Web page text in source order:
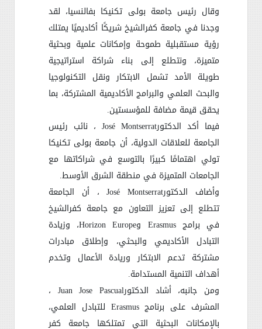
وقال رئيس جامعة بولى تكنيكا بفالنسيا، لقد
وجدنا في جامعة كفرالشيخ شريكًا أكاديميًا يمتلك
رؤية مستقبلية طموحة وإمكانات علمية وبحثية
متميزة، ونتطلع إلى بناء شراكة استراتيجية
طويلة الأمد تشمل الابتكار ونقل التكنولوجيا
والبحث العلمي والبرامج الأكاديمية المشتركة، بما
يحقق قيمة مضافة للمؤسستين.
فيما أكد الدكتورJosé Montserrat ، نائب رئيس
الجامعة للعلاقات الدولية، أن جامعة بولى تكنيكا
تولي اهتمامًا كبيرًا بالتوسع في شراكاتها مع
الجامعات المتميزة في منطقة الشرق الأوسط.
وأضاف الدكتورJosé Montserrat ، أن الجامعة
تتطلع إلى تعزيز التعاون مع جامعة كفرالشيخ
في برامج Erasmus وHorizon Europe، وزيادة
التبادل الأكاديمي والبحثي، وإطلاق مبادرات
مشتركة تدعم الابتكار وريادة الأعمال وتخدم
أهداف التنمية المستدامة.
ومن جانبه، أشاد الدكتورJuan Jose Pascual ،
المشرف على برنامجErasmus للتبادل العلمي،
بالإمكانات البحثية التي تمتلكها جامعة كفر